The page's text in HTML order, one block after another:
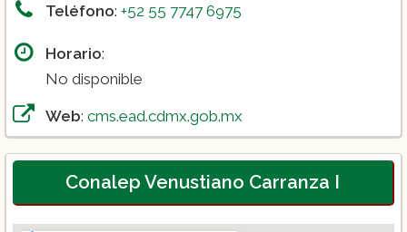
Teléfono: +52 55 7747 6975
Horario:
No disponible
Web: cms.ead.cdmx.gob.mx
Conalep Venustiano Carranza I